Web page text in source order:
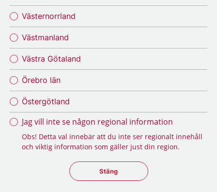
Västernorrland
Västmanland
Västra Götaland
Örebro län
Östergötland
Jag vill inte se någon regional information
Obs! Detta val innebär att du inte ser regionalt innehåll
och viktig information som gäller just din region.
Stäng regionsväljaren
Stäng